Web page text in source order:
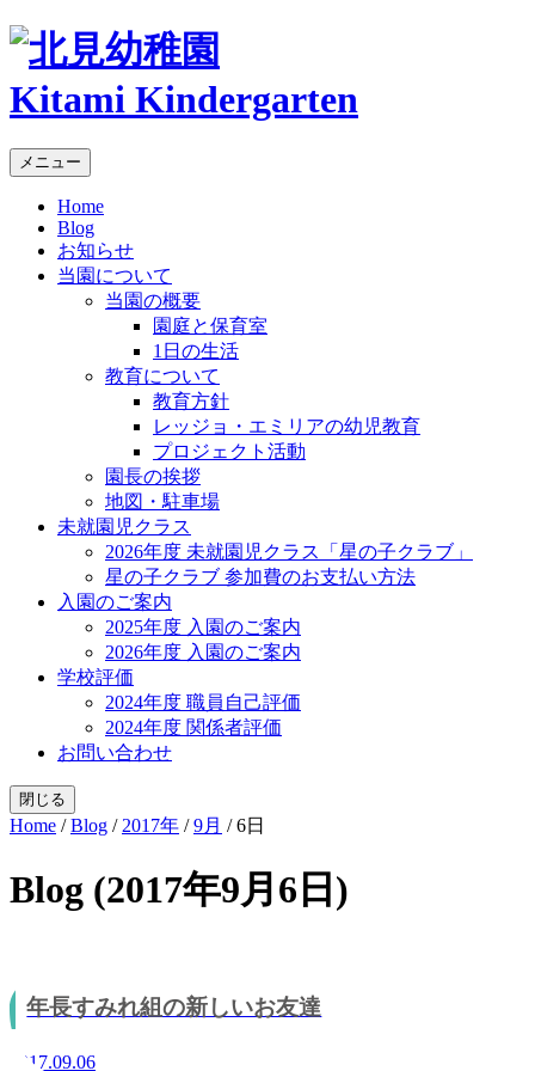
Kitami Kindergarten
メニュー
Home
Blog
お知らせ
当園について
当園の概要
園庭と保育室
1日の生活
教育について
教育方針
レッジョ・エミリアの幼児教育
プロジェクト活動
園長の挨拶
地図・駐車場
未就園児クラス
2026年度 未就園児クラス「星の子クラブ」
星の子クラブ 参加費のお支払い方法
入園のご案内
2025年度 入園のご案内
2026年度 入園のご案内
学校評価
2024年度 職員自己評価
2024年度 関係者評価
お問い合わせ
閉じる
Home /Blog / 2017年 /9月 /6日
Blog (2017年9月6日)
年長すみれ組の新しいお友達
2017.09.06